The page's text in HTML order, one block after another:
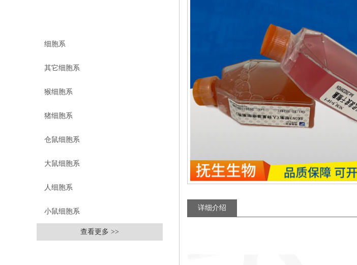
细胞系
其它细胞系
猴细胞系
猪细胞系
仓鼠细胞系
大鼠细胞系
人细胞系
小鼠细胞系
查看更多 >>
详细介绍